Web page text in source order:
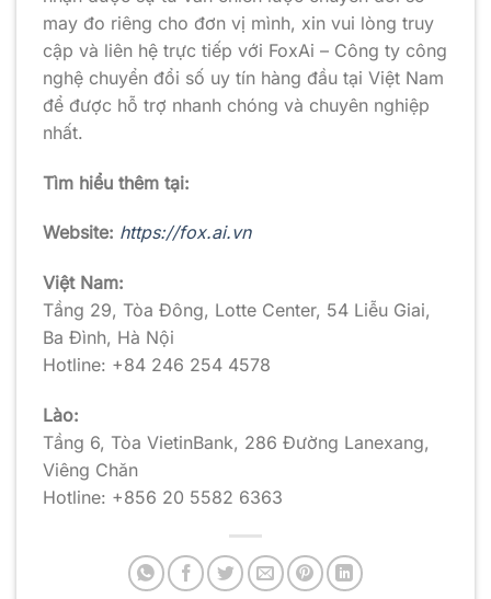
may đo riêng cho đơn vị mình, xin vui lòng truy
cập và liên hệ trực tiếp với FoxAi – Công ty công
nghệ chuyển đổi số uy tín hàng đầu tại Việt Nam
để được hỗ trợ nhanh chóng và chuyên nghiệp
nhất.
Tìm hiểu thêm tại:
Website: https://fox.ai.vn
Việt Nam:
Tầng 29, Tòa Đông, Lotte Center, 54 Liễu Giai,
Ba Đình, Hà Nội
Hotline: +84 246 254 4578
Lào:
Tầng 6, Tòa VietinBank, 286 Đường Lanexang,
Viêng Chăn
Hotline: +856 20 5582 6363